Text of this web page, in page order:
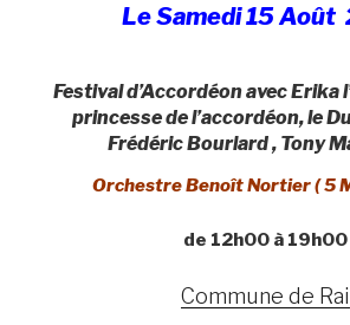
Le Samedi 15 Août
Festival d’Accordéon avec Erika
princesse de l’accordéon, le
Frédéric Bourlard , Tony
Orchestre Benoît Nortier ( 5
de 12h00 à 19h00
Commune de Rai